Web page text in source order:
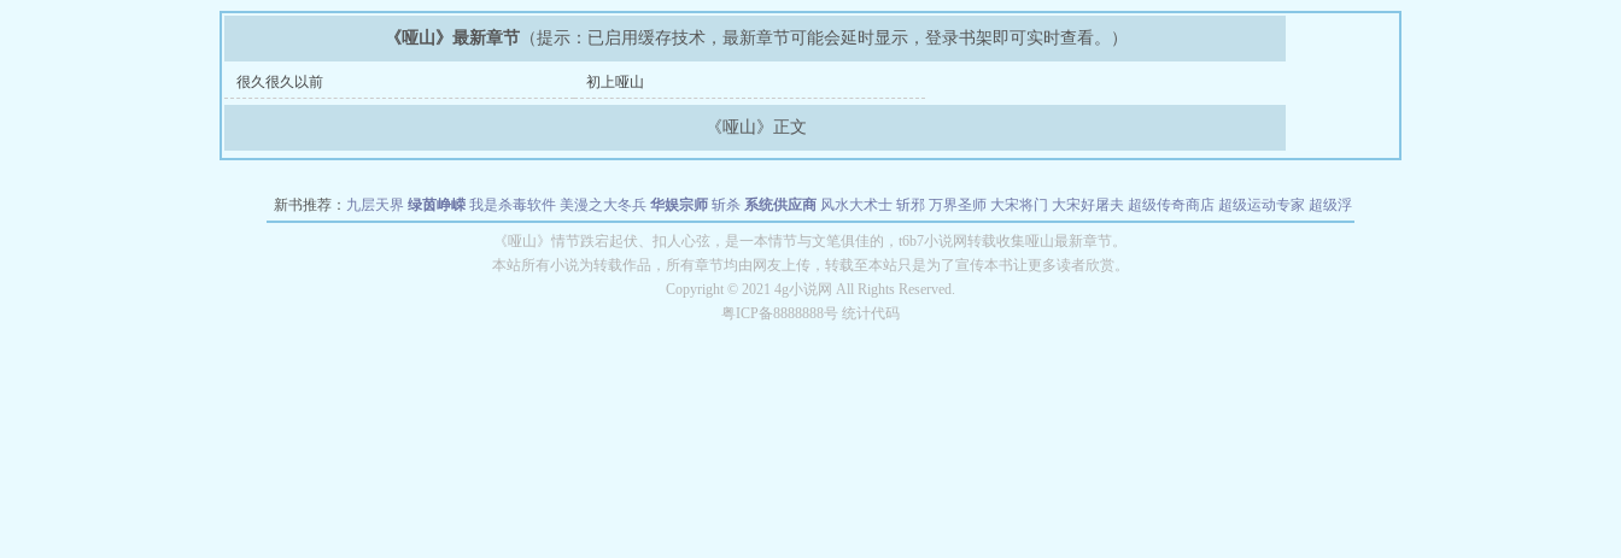
《哑山》最新章节 （提示：已启用缓存技术，最新章节可能会延时显示，登录书架即可实时查看。）
很久很久以前 初上哑山
《哑山》正文
新书推荐： 九层天界 绿茵峥嵘 我是杀毒软件 美漫之大冬兵 华娱宗师 斩杀 系统供应商 风水大术士 斩邪 万界圣师 大宋将门 大宋好屠夫 超级传奇商店 超级运动专家 超级浮
都市全能巨星 绝对交易 全职武神 位面复制大师 华娱特效大亨 原始大厨王 怪物聊天群 某美漫的特工
长别打脸
《哑山》情节跌宕起伏、扣人心弦，是一本情节与文笔俱佳的，t6b7小说网转载收集哑山最新章节。
本站所有小说为转载作品，所有章节均由网友上传，转载至本站只是为了宣传本书让更多读者欣赏。
Copyright © 2021 4g小说网 All Rights Reserved.
粤ICP备8888888号 统计代码